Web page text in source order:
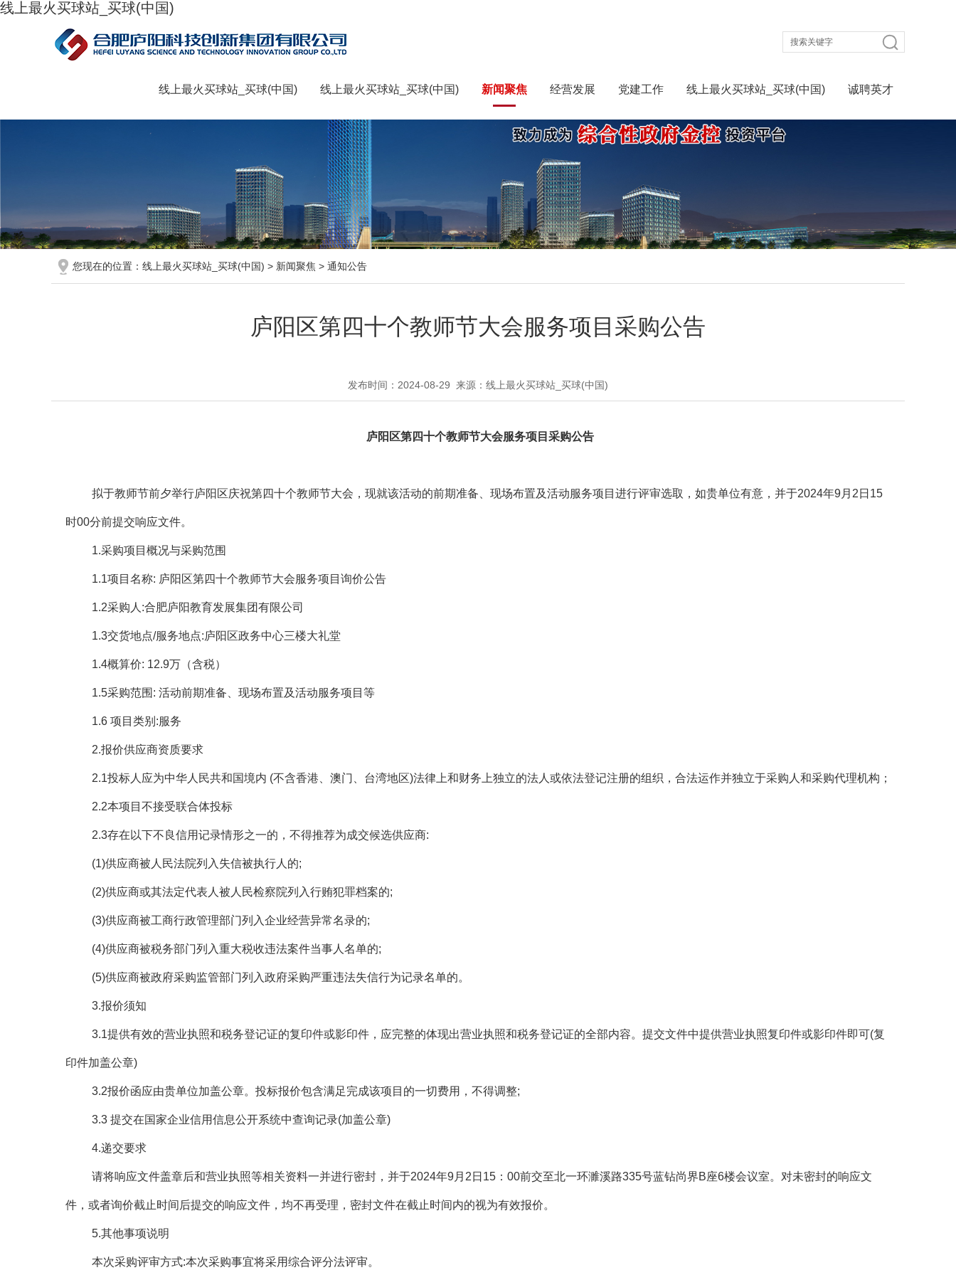
线上最火买球站_买球(中国)
线上最火买球站_买球(中国) 线上最火买球站_买球(中国) 新闻聚焦 经营发展 党建工作 线上最火买球站_买球(中国) 诚聘英才
您现在的位置： 线上最火买球站_买球(中国) > 新闻聚焦 > 通知公告
庐阳区第四十个教师节大会服务项目采购公告
发布时间：2024-08-29 来源：线上最火买球站_买球(中国)
庐阳区第四十个教师节大会服务项目采购公告
拟于教师节前夕举行庐阳区庆祝第四十个教师节大会，现就该活动的前期准备、现场布置及活动服务项目进行评审选取，如贵单位有意，并于2024年9月 2 日 15
时00分前提交响应文件。
1.采购项目概况与采购范围
1.1项目名称: 庐阳区第四十个教师节大会服务项目询价公告
1.2采购人 :合肥庐阳教育发展集团有限公司
1.3交货地点/服务地点:庐阳区政务中心三楼大礼堂
1.4概算价: 12.9万（含税）
1.5采购范围 :活动前期准备、现场布置及活动服务项目等
1.6项目类别 :服务
2.报价供应商资质要求
2.1投标人应为中华人民共和国境内 (不含香港、澳门、台湾地区)法律上和财务上独立的法人或依法登记注册的组织，合法运作并独立于采购人和采购代理机构；
2.2本项目不接受联合体投标
2.3存在以下不良信用记录情形之一的，不得推荐为成交候选供应商:
(1)供应商被人民法院列入失信被执行人的;
(2)供应商或其法定代表人被人民检察院列入行贿犯罪档案的;
(3)供应商被工商行政管理部门列入企业经营异常名录的;
(4)供应商被税务部门列入重大税收违法案件当事人名单的;
(5)供应商被政府采购监管部门列入政府采购严重违法失信行为记录名单的。
3.报价须知
3.1提供有效的营业执照和税务登记证的复印件或影印件，应完整的体现出营业执照和税务登记证的全部内容。提交文件中提供营业执照复印件或影印件即可(复
印件加盖公章)
3.2报价函应由贵单位加盖公章。投标报价包含满足完成该项目的一切费用，不得调整;
3.3 提交在国家企业信用信息公开系统中查询记录(加盖公章)
4.递交要求
请将响应文件盖章后和营业执照等相关资料一并进行密封，并于2024年9月 2 日 15 ：00前交至北一环濉溪路335号蓝钻尚界B座6楼会议室。对未密封的响应文
件，或者询价截止时间后提交的响应文件，均不再受理，密封文件在截止时间内的视为有效报价。
5.其他事项说明
本次采购评审方式:本次采购事宜将采用综合评分法评审。